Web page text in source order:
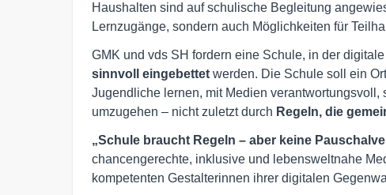
Haushalten sind auf schulische Begleitung
Lernzugänge, sondern auch Möglichkeiten für
GMK und vds SH fordern eine Schule, in der
sinnvoll eingebettet werden. Die Schule soll ein
Jugendliche lernen, mit Medien
umzugehen – nicht zuletzt durch Regeln, die
„Schule braucht Regeln – aber keine
chancengerechte, inklusive und lebensweltnahe
kompetenten Gestalterinnen ihrer digitalen